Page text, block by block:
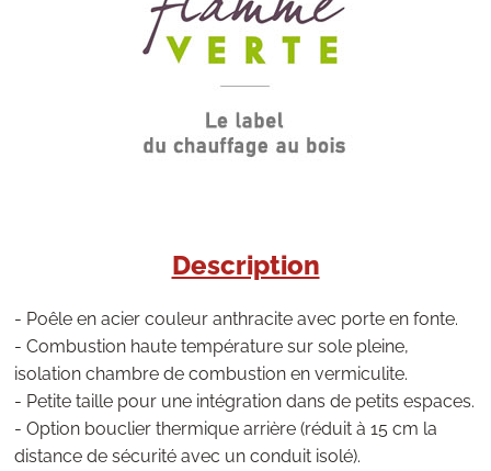
Description
- Poêle en acier couleur anthracite avec porte en fonte.
- Combustion haute température sur sole pleine,
isolation chambre de combustion en vermiculite.
- Petite taille pour une intégration dans de petits espaces.
- Option bouclier thermique arrière (réduit à 15 cm la
distance de sécurité avec un conduit isolé).